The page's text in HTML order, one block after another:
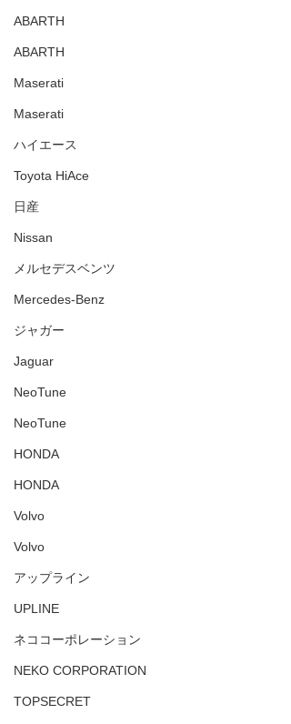
ABARTH
ABARTH
Maserati
Maserati
ハイエース
Toyota HiAce
日産
Nissan
メルセデスベンツ
Mercedes-Benz
ジャガー
Jaguar
NeoTune
NeoTune
HONDA
HONDA
Volvo
Volvo
アップライン
UPLINE
ネココーポレーション
NEKO CORPORATION
TOPSECRET